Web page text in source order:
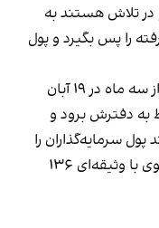
در تلاش هستند به
را پس بگیرد و پول
در نهایت، نریمانی، بازپرس پرونده، پس از سه ماه در ۱۹ آبان
به دفترش برود و
پول سرمایه‌گذاران را
بازگرداند. سه ماه بعد در بهمن‌ماه، استوی با وثیقه‌ای ۱۳۶